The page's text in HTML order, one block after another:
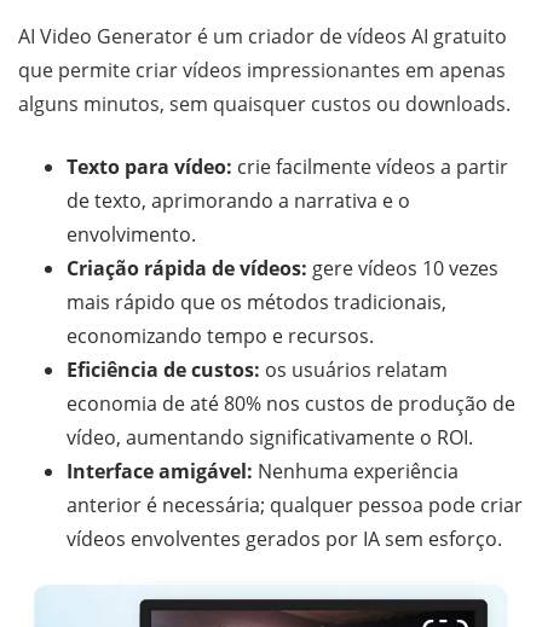
AI Video Generator é um criador de vídeos AI gratuito
que permite criar vídeos impressionantes em apenas
alguns minutos, sem quaisquer custos ou downloads.
Texto para vídeo: crie facilmente vídeos a partir
de texto, aprimorando a narrativa e o
envolvimento.
Criação rápida de vídeos: gere vídeos 10 vezes
mais rápido que os métodos tradicionais,
economizando tempo e recursos.
Eficiência de custos: os usuários relatam
economia de até 80% nos custos de produção de
vídeo, aumentando significativamente o ROI.
Interface amigável: Nenhuma experiência
anterior é necessária; qualquer pessoa pode criar
vídeos envolventes gerados por IA sem esforço.